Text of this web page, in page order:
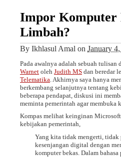
Impor Komputer
Limbah?
By Ikhlasul Amal on January
Pada awalnya adalah sebuah tulisan
Warnet oleh Judith MS dan beredar
Telematika . Akhirnya saya hanya
berkembang selanjutnya tentang
beberapa pendapat, diskusi ini
meminta pemerintah agar membuka
Kompas melihat keinginan Microsoft
kebijakan pemerintah,
Yang kita tidak mengerti, tidak
kesenjangan digital dengan
komputer bekas. Dalam